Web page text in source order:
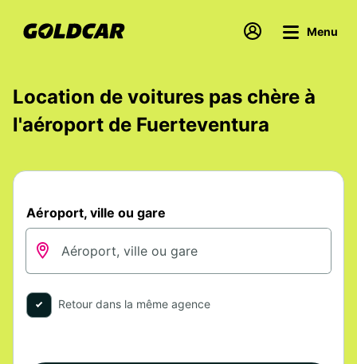
Menu
Location de voitures pas chère à
l'aéroport de Fuerteventura
Aéroport, ville ou gare
Retour dans la même agence